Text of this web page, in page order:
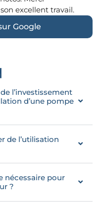
excellent travail.
Google
l’investissement
d’une pompe
de l’utilisation
nécessaire pour
?